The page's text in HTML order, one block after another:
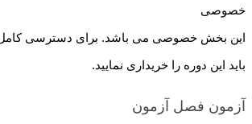
خصوصی
این بخش خصوصی می باشد. برای دسترسی کامل
باید این دوره را خریداری نمایید.
آزمون فصل آزمون